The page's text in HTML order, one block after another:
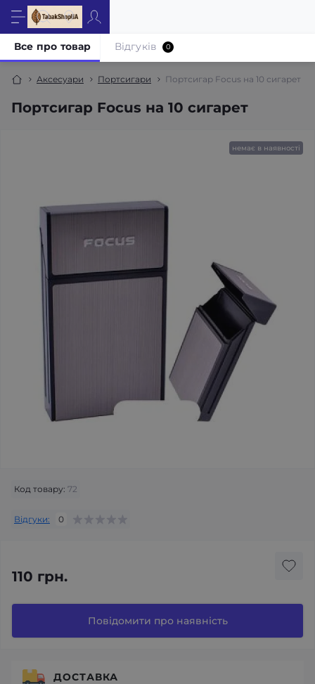
Аксесуари Портсигари Портсигар Focus на 10 сигарет
Портсигар Focus на 10 сигарет
Все про товар Відгуків 0
немає в наявності
Код товару: 72
Відгуки: 0
110 грн.
Повідомити про наявність
ДОСТАВКА